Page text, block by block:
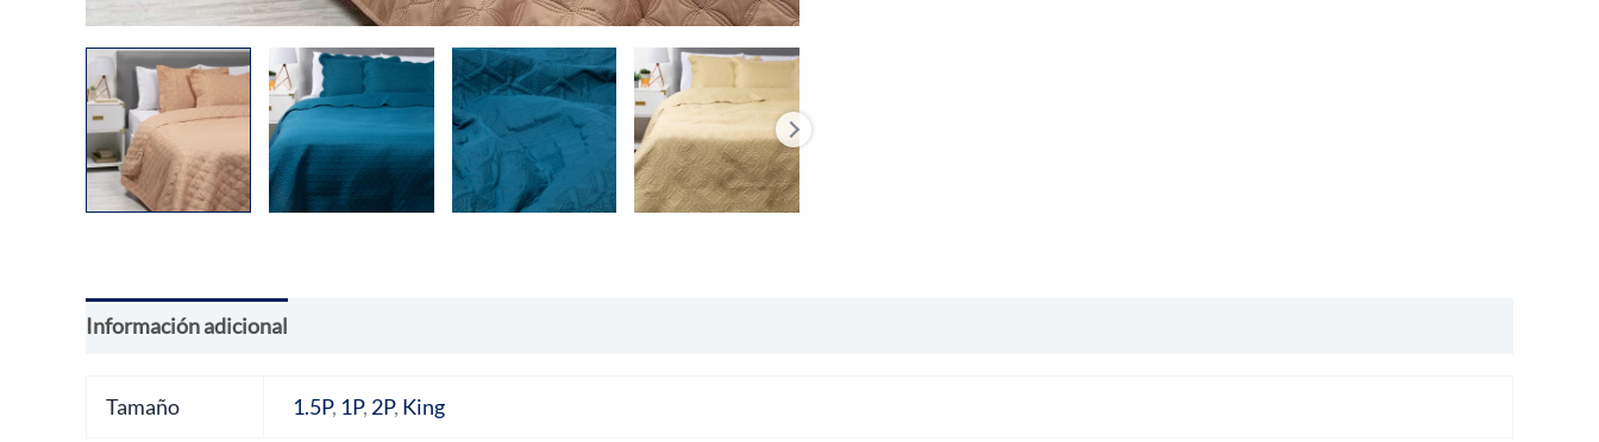
Información adicional
Tamaño 1.5P, 1P, 2P, King